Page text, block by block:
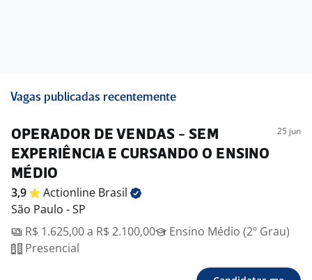
Vagas publicadas recentemente
OPERADOR DE VENDAS - SEM
EXPERIÊNCIA E CURSANDO O ENSINO
MÉDIO
25 jun
3,9 Actionline Brasil
São Paulo - SP
R$ 1.625,00 a R$ 2.100,00
Ensino Médio (2º Grau)
Presencial